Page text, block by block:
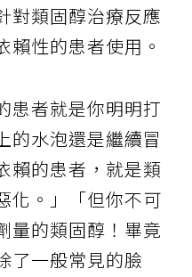
對類固醇治療反應
賴性的患者使用。
患者就是你明明打
的水泡還是繼續冒
賴的患者，就是類
化。」「但你不可
量的類固醇！畢竟
了一般常見的臉